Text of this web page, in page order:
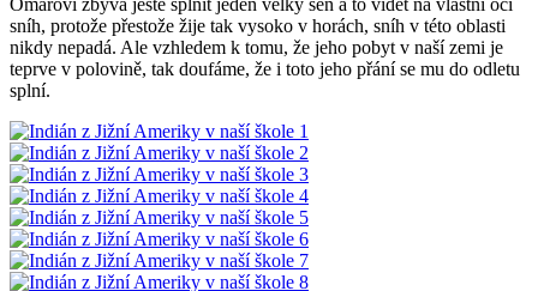
sníh, protože přestože žije tak vysoko v horách, sníh v této oblasti
nikdy nepadá. Ale vzhledem k tomu, že jeho pobyt v naší zemi je
teprve v polovině, tak doufáme, že i toto jeho přání se mu do odletu
splní.